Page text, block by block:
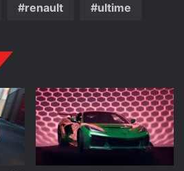
renault ultime